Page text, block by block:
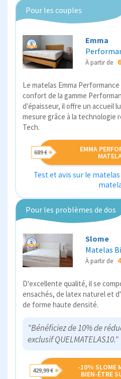
Pour les couples
Emma
À partir de
Le matelas Emma
confort de la gamme
d'épaisseur, il offre un accueil
mesure grâce à la technologie
Tech.
EMMA
689 €
Test et avis sur le
Pour les problèmes de dos
Slome
Matelas
À partir de
D'excellente qualité, il se
ensachés, de latex naturel et
de forme haute densité.
"Bénéficiez de 10% de
exclusif QUELMATELAS10."
-10% SLOME
BIEN-ÊTRE
429,99 €